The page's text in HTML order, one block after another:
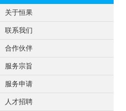
关于恒果
联系我们
合作伙伴
服务宗旨
服务申请
人才招聘